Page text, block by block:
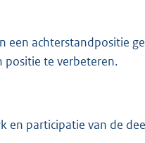
achterstandpositie
positie te verbeteren.
en participatie van de